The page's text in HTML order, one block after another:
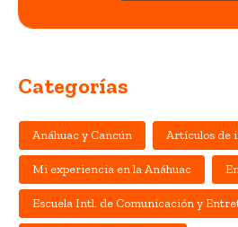
Categorías
Anáhuac y Cancún Artículos de
Mi experiencia en la Anáhuac
Escuela Intl. de Comunicación y